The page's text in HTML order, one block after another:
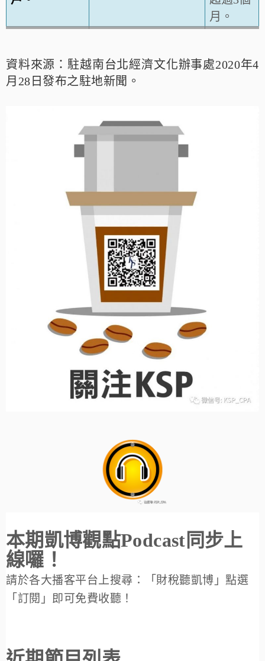
月。
資料來源：駐越南台北經濟文化辦事處2020年4
月28日發布之駐地新聞。
本期凱博觀點Podcast同步上
線囉！
請於各大播客平台上搜尋：「財稅聽凱博」點選
「訂閱」即可免費收聽！